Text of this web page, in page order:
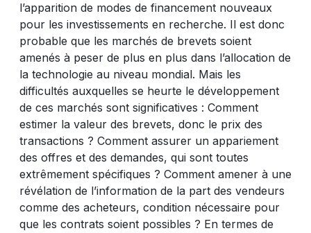
l’apparition de modes de financement nouveaux
pour les investissements en recherche. Il est donc
probable que les marchés de brevets soient
amenés à peser de plus en plus dans l’allocation de
la technologie au niveau mondial. Mais les
difficultés auxquelles se heurte le développement
de ces marchés sont significatives : Comment
estimer la valeur des brevets, donc le prix des
transactions ? Comment assurer un appariement
des offres et des demandes, qui sont toutes
extrêmement spécifiques ? Comment amener à une
révélation de l’information de la part des vendeurs
comme des acheteurs, condition nécessaire pour
que les contrats soient possibles ? En termes de